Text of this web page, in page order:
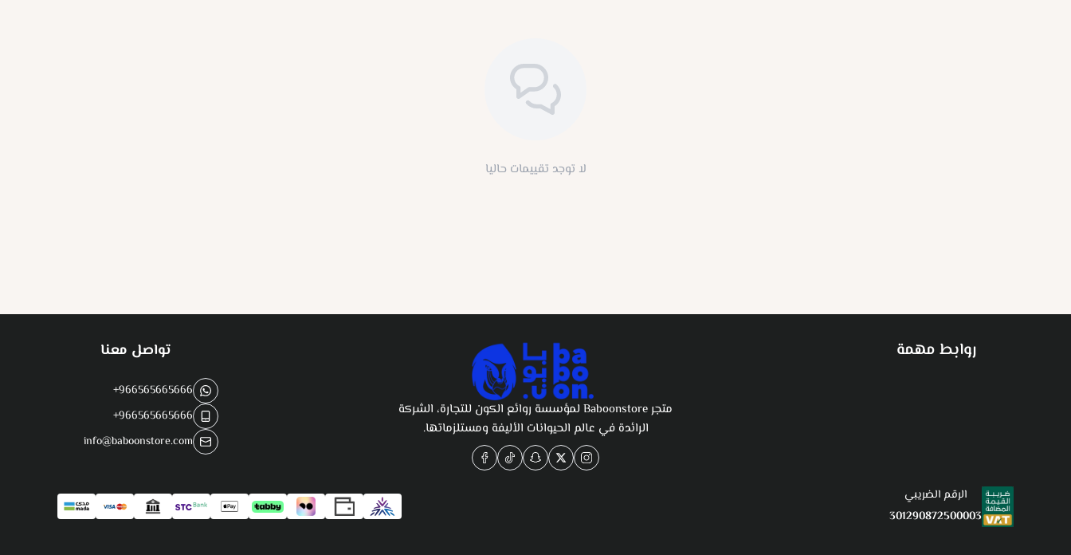
لا توجد تقييمات حاليا
روابط مهمة
متجر Baboonstore لمؤسسة روائع الكون للتجارة، الشركة
الرائدة في عالم الحيوانات الأليفة ومستلزماتها.
تواصل معنا
+966565665666
+966565665666
info@baboonstore.com
الرقم الضريبي
301290872500003